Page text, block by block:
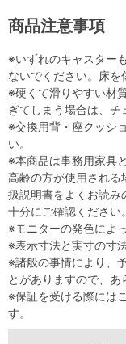
商品注意事項
※いずれのキャスター
ないでください。床を
※硬くて滑りやすい材
ぎてしまう場合は、
※交換用背・座クッシ
い。
※本商品は事務用家具
高齢の方が使用される
扱説明書をよくお読み
十分にご確認ください。
※モニターの発色によ
※表示寸法と実寸の寸
※諸般の事情により、
とがありますので、あ
※保証を受ける際には
す。